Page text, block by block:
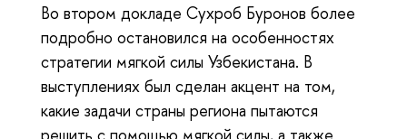
Во втором докладе Сухроб Буронов более
подробно остановился на особенностях
стратегии мягкой силы Узбекистана. В
выступлениях был сделан акцент на том,
какие задачи страны региона пытаются